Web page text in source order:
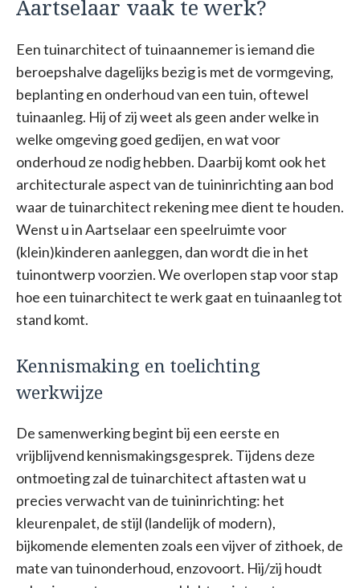
Aartselaar vaak te werk?
Een tuinarchitect of tuinaannemer is iemand die
beroepshalve dagelijks bezig is met de vormgeving,
beplanting en onderhoud van een tuin, oftewel
tuinaanleg. Hij of zij weet als geen ander welke in
welke omgeving goed gedijen, en wat voor
onderhoud ze nodig hebben. Daarbij komt ook het
architecturale aspect van de tuininrichting aan bod
waar de tuinarchitect rekening mee dient te houden.
Wenst u in Aartselaar een speelruimte voor
(klein)kinderen aanleggen, dan wordt die in het
tuinontwerp voorzien. We overlopen stap voor stap
hoe een tuinarchitect te werk gaat en tuinaanleg tot
stand komt.
Kennismaking en toelichting
werkwijze
De samenwerking begint bij een eerste en
vrijblijvend kennismakingsgesprek. Tijdens deze
ontmoeting zal de tuinarchitect aftasten wat u
precies verwacht van de tuininrichting: het
kleurenpalet, de stijl (landelijk of modern),
bijkomende elementen zoals een vijver of zithoek, de
mate van tuinonderhoud, enzovoort. Hij/zij houdt